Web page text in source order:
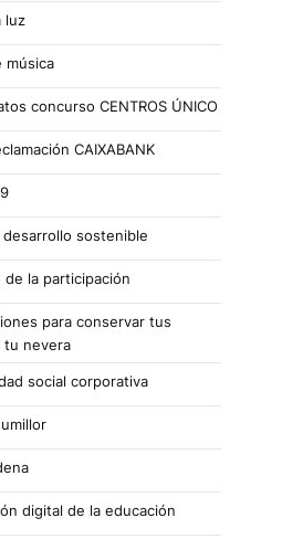
luz
música
concurso CENTROS ÚNICO
CAIXABANK
sostenible
la participación
para conservar tus
tu nevera
social corporativa
digital de la educación